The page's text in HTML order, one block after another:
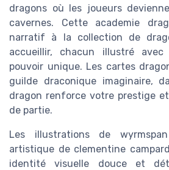
dragons où les joueurs
cavernes. Cette academie
narratif à la collection de
accueillir, chacun illustré
pouvoir unique. Les cartes
guilde draconique imaginaire,
dragon renforce votre prestige
de partie.
Les illustrations de
artistique de clementine
identité visuelle douce et